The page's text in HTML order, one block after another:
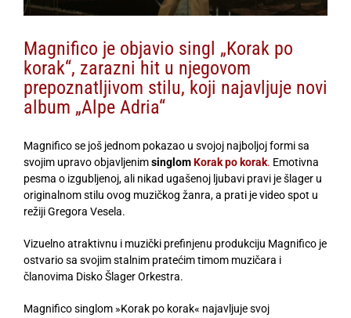
Magnifico je objavio singl „Korak po
korak“, zarazni hit u njegovom
prepoznatljivom stilu, koji najavljuje novi
album „Alpe Adria“
Magnifico se još jednom pokazao u svojoj najboljoj formi sa
svojim upravo objavljenimsinglomKorak po korak. Emotivna
pesma o izgubljenoj, ali nikad ugašenoj ljubavi pravi je šlager u
originalnom stilu ovog muzičkog žanra, a prati je video spot u
režiji Gregora Vesela.
Vizuelno atraktivnu i muzički prefinjenu produkciju Magnifico je
ostvario sa svojim stalnim pratećim timom muzičara i
članovima Disko Šlager Orkestra.
Magnifico singlom »Korak po korak« najavljuje svoj